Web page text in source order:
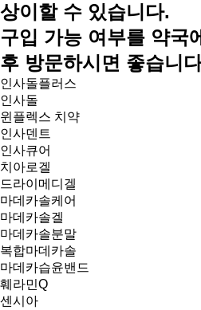
상이할 수 있습니다.
구입 가능 여부를 약국
후 방문하시면 좋습니
인사돌플러스
인사돌
윈플렉스 치약
인사덴트
인사큐어
치아로겔
드라이메디겔
마데카솔케어
마데카솔겔
마데카솔분말
복합마데카솔
마데카습윤밴드
훼라민Q
센시아